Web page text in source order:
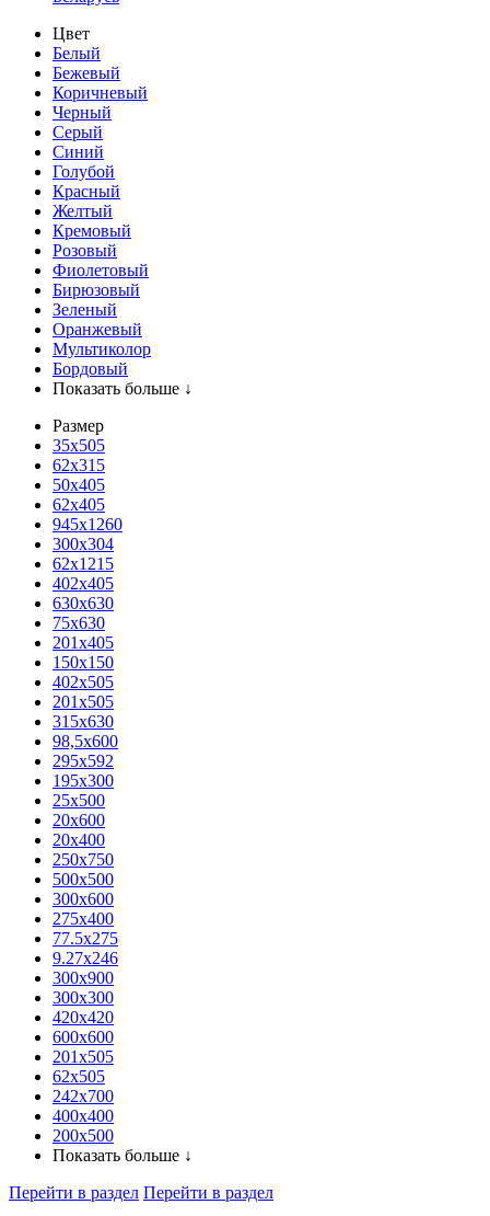
Цвет
Белый
Бежевый
Коричневый
Черный
Серый
Синий
Голубой
Красный
Желтый
Кремовый
Розовый
Фиолетовый
Бирюзовый
Зеленый
Оранжевый
Мультиколор
Бордовый
Показать больше ↓
Размер
35х505
62x315
50x405
62х405
945x1260
300x304
62x1215
402x405
630x630
75x630
201x405
150x150
402x505
201x505
315x630
98,5х600
295x592
195х300
25x500
20х600
20х400
250x750
500x500
300x600
275x400
77.5х275
9.27x246
300x900
300x300
420х420
600х600
201х505
62х505
242х700
400х400
200х500
Показать больше ↓
Перейти в раздел Перейти в раздел